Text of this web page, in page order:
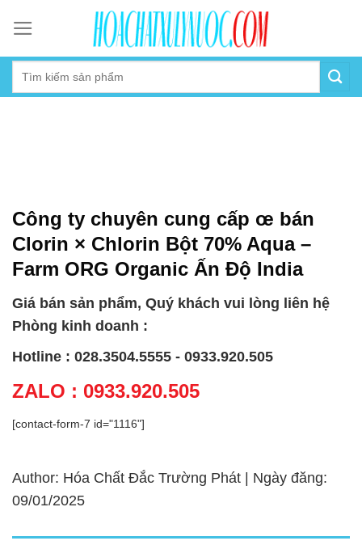
content
Công ty chuyên cung cấp œ bán
Clorin × Chlorin Bột 70% Aqua –
Farm ORG Organic Ấn Độ India
Giá bán sản phẩm, Quý khách vui lòng liên hệ
Phòng kinh doanh :
Hotline : 028.3504.5555 - 0933.920.505
ZALO : 0933.920.505
[contact-form-7 id="1116"]
Author: Hóa Chất Đắc Trường Phát | Ngày đăng:
09/01/2025